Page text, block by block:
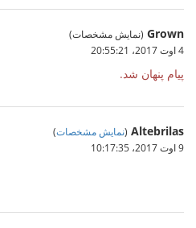
Grown (نمایش مشخصات)
4 اوت 2017،‏ 20:55:21
پیام پنهان شد.
Altebrilas
(نمایش مشخصات)
9 اوت 2017،‏ 10:17:35